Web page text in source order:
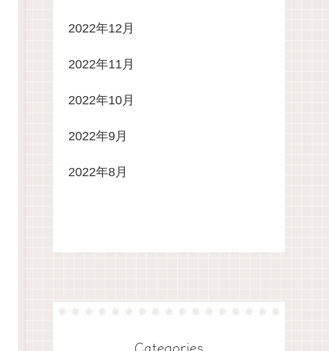
2022年12月
2022年11月
2022年10月
2022年9月
2022年8月